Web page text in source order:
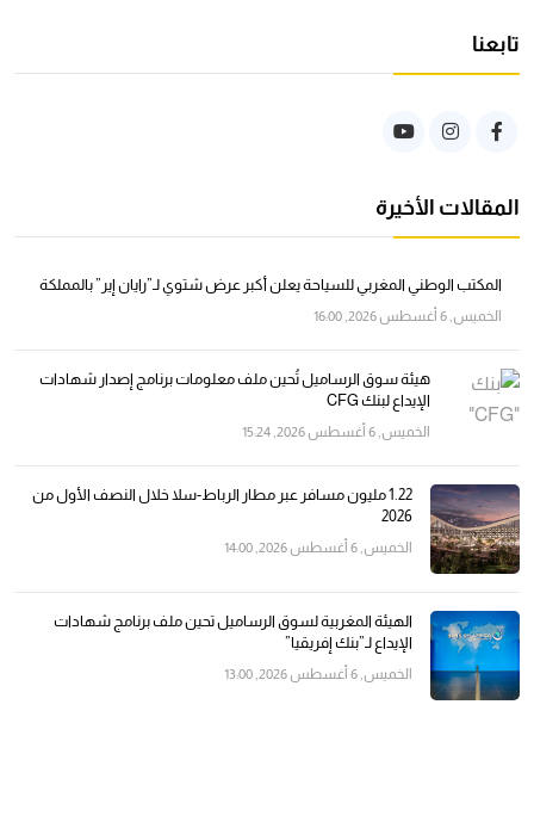
تابعنا
المقالات الأخيرة
المكتب الوطني المغربي للسياحة يعلن أكبر عرض شتوي لـ”رايان إير” بالمملكة
الخميس, 6 أغسطس 2026, 16:00
هيئة سوق الرساميل تُحين ملف معلومات برنامج إصدار شهادات
الإيداع لبنك CFG
الخميس, 6 أغسطس 2026, 15:24
1.22 مليون مسافر عبر مطار الرباط-سلا خلال النصف الأول من
2026
الخميس, 6 أغسطس 2026, 14:00
الهيئة المغربية لسوق الرساميل تحين ملف برنامج شهادات
الإيداع لـ”بنك إفريقيا”
الخميس, 6 أغسطس 2026, 13:00